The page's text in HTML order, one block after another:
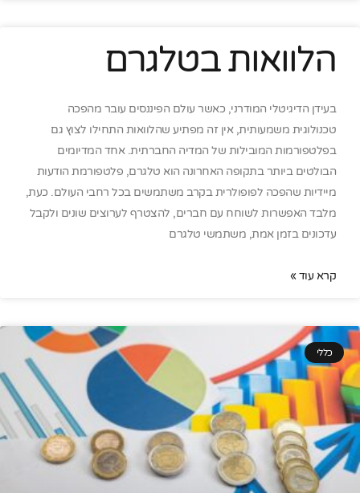
הלוואות בטלגרם
בעידן הדיגיטלי המודרני, כאשר עולם הפיננסים עובר מהפכה
טכנולוגית משמעותית, אין זה מפתיע שהלוואות התחילו לצוץ גם
בפלטפורמות המובילות של המדיה החברתית. אחד המדיומים
הבולטים ביותר בתקופה האחרונה הוא טלגרם, פלטפורמת הודעות
מיידיות שהפכה לפופולרית בקרב משתמשים בכל רחבי העולם. כעת,
מלבד האפשרות לשוחח עם חברים, להצטרף לערוצים שונים ולקבל
עדכונים בזמן אמת, משתמשי טלגרם
קרא עוד »
כללי